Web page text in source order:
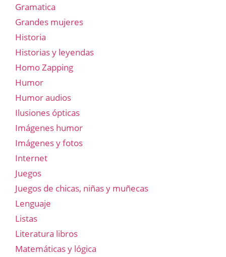
Gramatica
Grandes mujeres
Historia
Historias y leyendas
Homo Zapping
Humor
Humor audios
Ilusiones ópticas
Imágenes humor
Imágenes y fotos
Internet
Juegos
Juegos de chicas, niñas y muñecas
Lenguaje
Listas
Literatura libros
Matemáticas y lógica